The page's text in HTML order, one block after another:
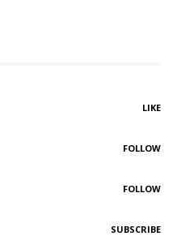
LIKE
FOLLOW
FOLLOW
SUBSCRIBE